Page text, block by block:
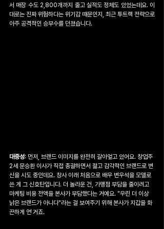
서 매장 수도 2,800개까지 줄고 실적도 정체도 있었는데요. 이
대로는 진짜 위험하다는 위기감 때문인지, 최근 투트랙 전략으로
아주 공격적인 승부수를 던졌습니다.
대중성: 먼저, 브랜드 이미지를 완전히 갈아엎고 있어요. 창업주
2세 문승환 이사가 직접 총괄하면서 젊고 감각적인 브랜드로 변
신을 시도 중인데요. 창사 이래 처음으로 배우 변우석을 모델로
쓴 게 그 신호탄입니다. 더 놀라운 건, 가맹점 부담을 줄이려고
마케팅 비용 전액을 본사가 부담했다는 거예요. "우린 더 이상
낡은 브랜드가 아니다"라는 걸 보여주기 위해 본사가 지갑을 화
끈하게 연 거죠.